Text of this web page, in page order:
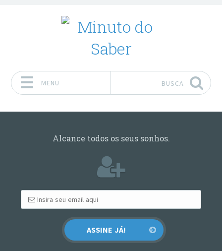
MENU BUSCA
Alcance todos os seus sonhos.